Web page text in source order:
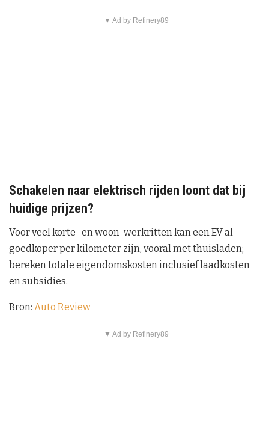
▼ Ad by Refinery89
Schakelen naar elektrisch rijden loont dat bij
huidige prijzen?
Voor veel korte- en woon-werkritten kan een EV al
goedkoper per kilometer zijn, vooral met thuisladen;
bereken totale eigendomskosten inclusief laadkosten
en subsidies.
Bron: Auto Review
▼ Ad by Refinery89